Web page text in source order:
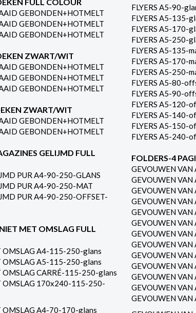
GEBONDEN+HOTMELT
GEBONDEN+HOTMELT
GEBONDEN+HOTMELT
ZWART/WIT
GEBONDEN+HOTMELT
GEBONDEN+HOTMELT
GEBONDEN+HOTMELT
ZWART/WIT
GEBONDEN+HOTMELT
GEBONDEN+HOTMELT
GELIJMD FULL
PUR A4-90-250-GLANS
PUR A4-90-250-MAT
PUR A4-90-250-OFFSET-
MET OMSLAG FULL
OMSLAG A4-115-250-glans
OMSLAG A5-115-250-glans
OMSLAG CARRÉ-115-250-glans
OMSLAG 170x240-115-250-
OMSLAG A4-70-170-glans
FLYERS A5-90-
FLYERS A5-135-
FLYERS A5-170-
FLYERS A5-250-
FLYERS A5-135-
FLYERS A5-170-
FLYERS A5-250-
FLYERS A5-80-
FLYERS A5-90-
FLYERS A5-120-
FLYERS A5-140-
FLYERS A5-150-
FLYERS A5-240-
FOLDERS-4
GEVOUWEN
GEVOUWEN
GEVOUWEN
GEVOUWEN
GEVOUWEN
GEVOUWEN
GEVOUWEN
GEVOUWEN
GEVOUWEN
GEVOUWEN
GEVOUWEN
GEVOUWEN
GEVOUWEN